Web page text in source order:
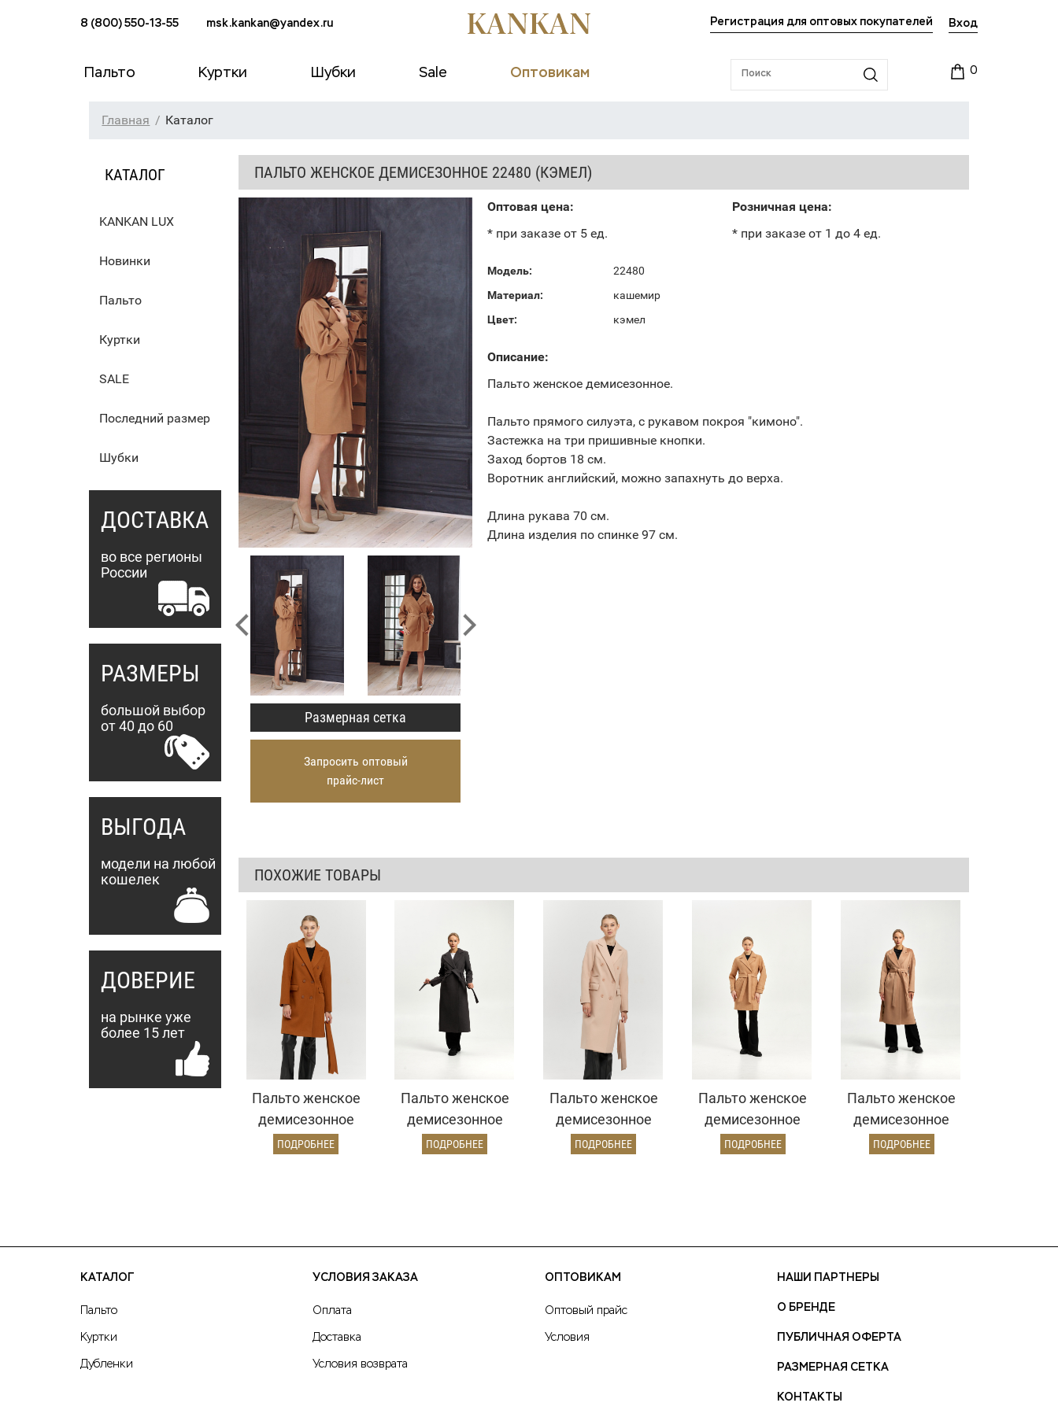
8 (800) 550-13-55 msk.kankan@yandex.ru Регистрация для оптовых покупателей Вход
Пальто Куртки Шубки Sale Оптовикам 0
Главная Каталог
КАТАЛОГ
KANKAN LUX
Новинки
Пальто
Куртки
SALE
Последний размер
Шубки
ДОСТАВКА
во все регионы
России
РАЗМЕРЫ
большой выбор
от 40 до 60
ВЫГОДА
модели на любой
кошелек
ДОВЕРИЕ
на рынке уже
более 15 лет
ПАЛЬТО ЖЕНСКОЕ ДЕМИСЕЗОННОЕ 22480 (КЭМЕЛ)
Размерная сетка
Запросить оптовый
прайс-лист
Оптовая цена:
* при заказе от 5 ед.
Розничная цена:
* при заказе от 1 до 4 ед.
Модель:
22480
Материал:
кашемир
Цвет:
кэмел
Описание:
Пальто женское демисезонное.
Пальто прямого силуэта, с рукавом покроя "кимоно".
Застежка на три пришивные кнопки.
Заход бортов 18 см.
Воротник английский, можно запахнуть до верха.
Длина рукава 70 см.
Длина изделия по спинке 97 см.
ПОХОЖИЕ ТОВАРЫ
Пальто женское
демисезонное
26897 (карамель)
ПОДРОБНЕЕ
Пальто женское
демисезонное
26770 (темно-
ПОДРОБНЕЕ
Пальто женское
демисезонное
25775 (кремовый)
ПОДРОБНЕЕ
Пальто женское
демисезонное
22970 (золото)
ПОДРОБНЕЕ
Пальто женское
демисезонное
26820 (кэмел
ПОДРОБНЕЕ
КАТАЛОГ
Пальто
Куртки
Дубленки
УСЛОВИЯ ЗАКАЗА
Оплата
Доставка
Условия возврата
ОПТОВИКАМ
Оптовый прайс
Условия
НАШИ ПАРТНЕРЫ
О БРЕНДЕ
ПУБЛИЧНАЯ ОФЕРТА
РАЗМЕРНАЯ СЕТКА
КОНТАКТЫ